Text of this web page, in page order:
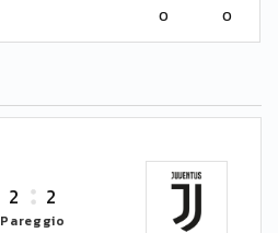
0 0
2 2
Pareggio